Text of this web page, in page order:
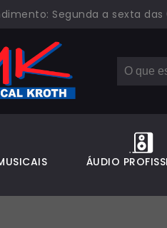
Segunda a sexta das
ÁUDIO